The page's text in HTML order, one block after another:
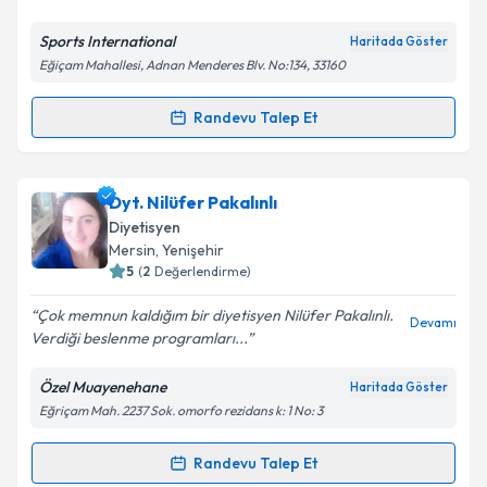
Kişisel verilerimin işlenmesine ilişkin
Aydınlatma
Metni'ni okudum ve kişisel verilerimin belirtilen
kapsamda işlenmesini kabul ediyorum.
Sports International Haritada Göster
Eğiçam Mahallesi, Adnan Menderes Blv. No:134, 33160
Randevu Talep Et
Randevu Takvimi Talebi
Dyt. Adile Şahiniçin randevu takvimi talebi oluşturun.
Size bu uzmandan randevu almanız için bir takvim
hazırlandığında e-posta ile bilgilendireceğiz.
Kişisel verilerimin işlenmesine ilişkin
Aydınlatma
Metni'ni okudum ve kişisel verilerimin belirtilen
kapsamda işlenmesini kabul ediyorum.
Dyt. Nilüfer Pakalınlı
Diyetisyen
Mersin, Yenişehir
5 (2 Değerlendirme)
Çok memnun kaldığım bir diyetisyen Nilüfer Pakalınlı.
Verdiği beslenme programları...
Devamı
Özel Muayenehane Haritada Göster
Eğriçam Mah. 2237 Sok. omorfo rezidans k: 1 No: 3
Randevu Talep Et
Randevu Takvimi Talebi